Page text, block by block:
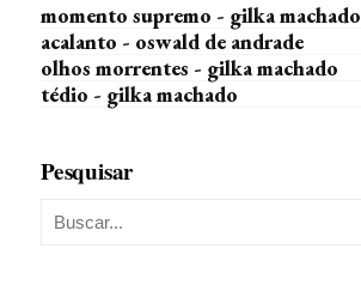
momento supremo - gilka machado
acalanto - oswald de andrade
olhos morrentes - gilka machado
tédio - gilka machado
Pesquisar